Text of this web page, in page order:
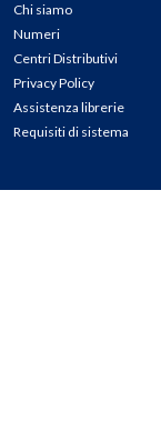
Chi siamo
Numeri
Centri Distributivi
Privacy Policy
Assistenza librerie
Requisiti di sistema
CONTATTI